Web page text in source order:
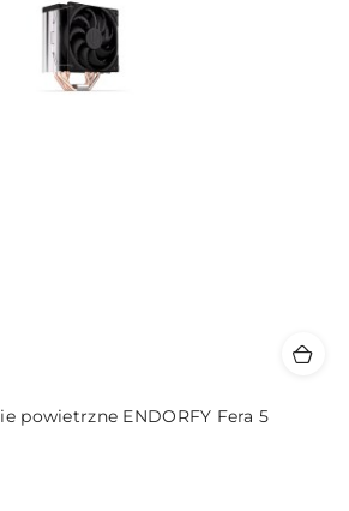
powietrzne ENDORFY Fera 5